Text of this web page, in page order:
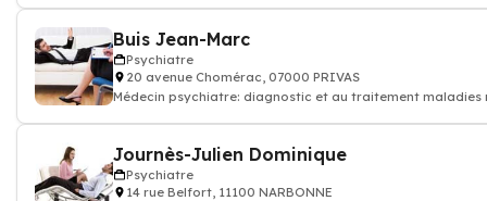
Buis Jean-Marc
Psychiatre
20 avenue Chomérac, 07000 PRIVAS
Médecin psychiatre: diagnostic et au traitement maladies
Journès-Julien Dominique
Psychiatre
14 rue Belfort, 11100 NARBONNE